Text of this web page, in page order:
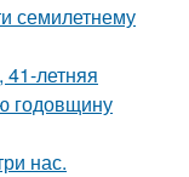
семилетнему
летняя
годовщину
нас.